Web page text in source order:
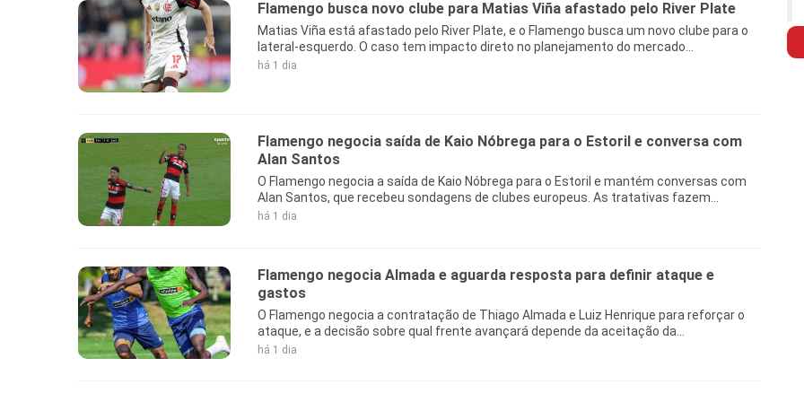
Flamengo busca novo clube para Matias Viña afastado pelo River Plate
Matias Viña está afastado pelo River Plate, e o Flamengo busca um novo clube para o
lateral-esquerdo. O caso tem impacto direto no planejamento do mercado...
há 1 dia
Flamengo negocia saída de Kaio Nóbrega para o Estoril e conversa com
Alan Santos
O Flamengo negocia a saída de Kaio Nóbrega para o Estoril e mantém conversas com
Alan Santos, que recebeu sondagens de clubes europeus. As tratativas fazem...
há 1 dia
Flamengo negocia Almada e aguarda resposta para definir ataque e
gastos
O Flamengo negocia a contratação de Thiago Almada e Luiz Henrique para reforçar o
ataque, e a decisão sobre qual frente avançará depende da aceitação da...
há 1 dia